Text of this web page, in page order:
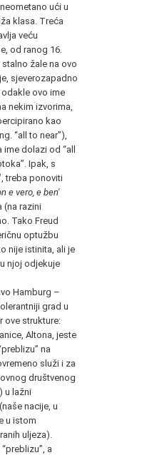
ući u
klasa. Treća
veću
od ranog 16.
žale na ovo
sjeverozapadno
ovo ime
nekim izvorima,
kao
“all to near”),
dolazi od “all
Ipak, s
treba ponoviti
e vero, e ben'
(na razini
Tako Freud
optužbu
nije istinita, ali je
njoj odjekuje
Hamburg –
grad u
ove strukture:
Altona, jeste
na
služi i za
društvenog
u lažni
nacije, u
u istom
uljeza).
a